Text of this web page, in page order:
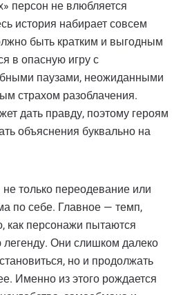
персон не влюбляется
история набирает совсем
быть кратким и выгодным
в опасную игру с
паузами, неожиданными
страхом разоблачения.
дать правду, поэтому героям
объяснения буквально на
только переодевание или
по себе. Главное — темп,
как персонажи пытаются
легенду. Они слишком далеко
но и продолжать
Именно из этого рождается